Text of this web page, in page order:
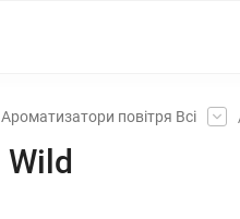
Ароматизатори повітря Всі